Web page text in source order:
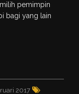
pemimpin
bagi yang lain
2017